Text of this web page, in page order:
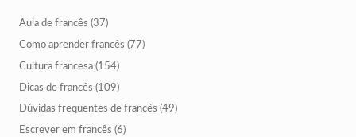
Aula de francês (37)
Como aprender francês (77)
Cultura francesa (154)
Dicas de francês (109)
Dúvidas frequentes de francês (49)
Escrever em francês (6)